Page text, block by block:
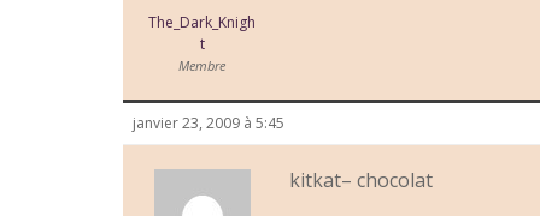
The_Dark_Knigh
t
Membre
janvier 23, 2009 à 5:45
kitkat– chocolat